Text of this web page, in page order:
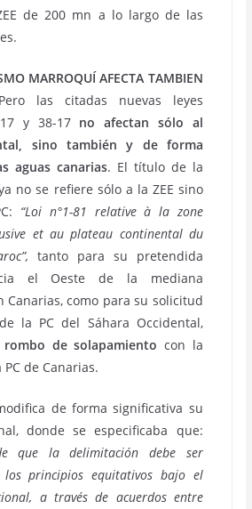
de 200 mn a lo largo de las
MARROQUÍ AFECTA TAMBIEN
Pero las citadas nuevas leyes
y 38-17 no afectan sólo al
sino también y de forma
aguas canarias. El título de la
no se refiere sólo a la ZEE sino
“Loi n°1-81 relative à la zone
et au plateau continental du
tanto para su pretendida
el Oeste de la mediana
Canarias, como para su solicitud
la PC del Sáhara Occidental,
rombo de solapamiento con la
de Canarias.
de forma significativa su
donde se especificaba que:
que la delimitación debe ser
los principios equitativos bajo el
a través de acuerdos entre